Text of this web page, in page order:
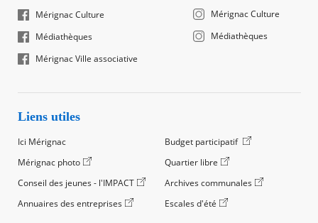
Mérignac Culture
Médiathèques
Mérignac Ville associative
Mérignac Culture
Médiathèques
Liens utiles
Ici Mérignac
Budget participatif
Mérignac photo
Quartier libre
Conseil des jeunes - l'IMPACT
Archives communales
Annuaires des entreprises
Escales d'été